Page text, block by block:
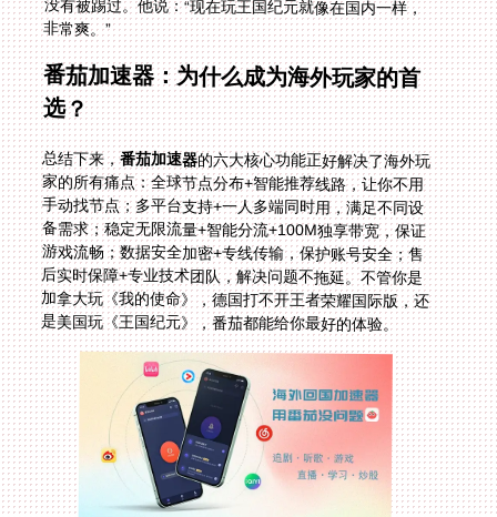
非常爽。”
番茄加速器：为什么成为海外玩家的首
选？
总结下来，番茄加速器的六大核心功能正好解决了海外玩
家的所有痛点：全球节点分布+智能推荐线路，让你不用
手动找节点；多平台支持+一人多端同时用，满足不同设
备需求；稳定无限流量+智能分流+100M独享带宽，保证
游戏流畅；数据安全加密+专线传输，保护账号安全；售
后实时保障+专业技术团队，解决问题不拖延。不管你是
加拿大玩《我的使命》，德国打不开王者荣耀国际版，还
是美国玩《王国纪元》，番茄都能给你最好的体验。